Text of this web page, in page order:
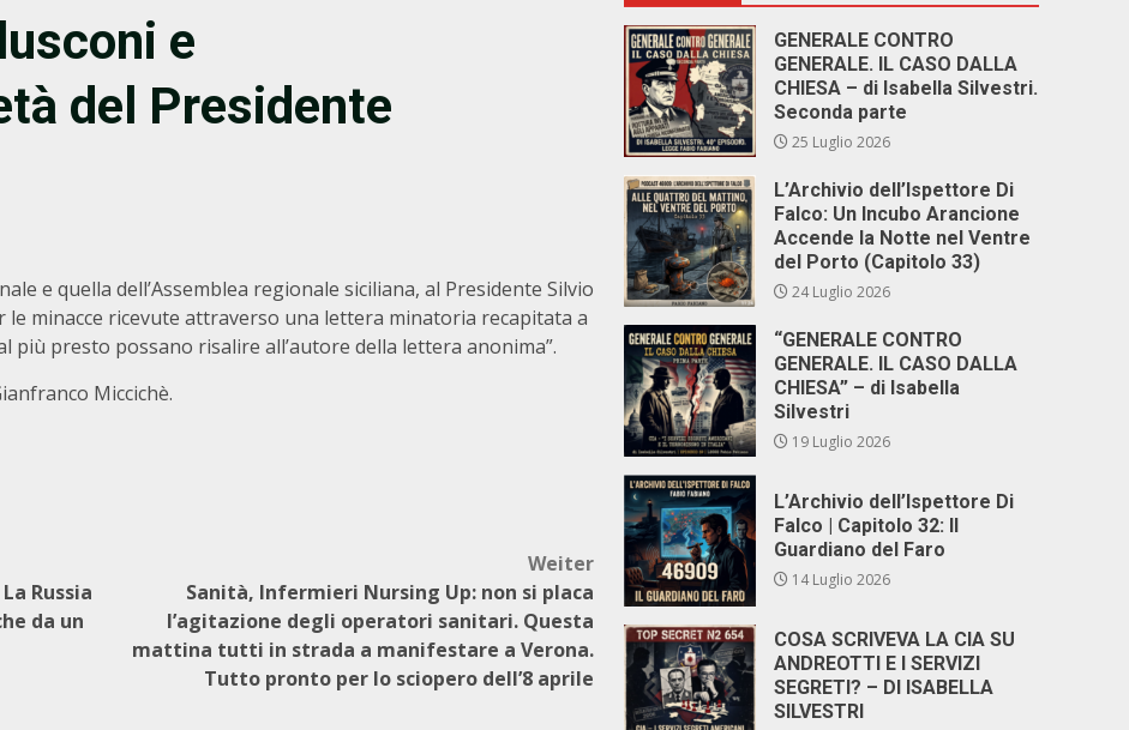
e
del Presidente
e quella dell’Assemblea regionale siciliana, al Presidente Silvio
le minacce ricevute attraverso una lettera minatoria recapitata a
più presto possano risalire all’autore della lettera anonima”.
Miccichè.
Russia
da un
Weiter
Sanità, Infermieri Nursing Up: non si placa
l’agitazione degli operatori sanitari. Questa
mattina tutti in strada a manifestare a Verona.
Tutto pronto per lo sciopero dell’8 aprile
GENERALE CONTRO
GENERALE. IL CASO DALLA
CHIESA – di Isabella Silvestri.
Seconda parte
25 Luglio 2026
L’Archivio dell’Ispettore Di
Falco: Un Incubo Arancione
Accende la Notte nel Ventre
del Porto (Capitolo 33)
24 Luglio 2026
“GENERALE CONTRO
GENERALE. IL CASO DALLA
CHIESA” – di Isabella
Silvestri
19 Luglio 2026
L’Archivio dell’Ispettore Di
Falco | Capitolo 32: Il
Guardiano del Faro
14 Luglio 2026
COSA SCRIVEVA LA CIA SU
ANDREOTTI E I SERVIZI
SEGRETI? – DI ISABELLA
SILVESTRI